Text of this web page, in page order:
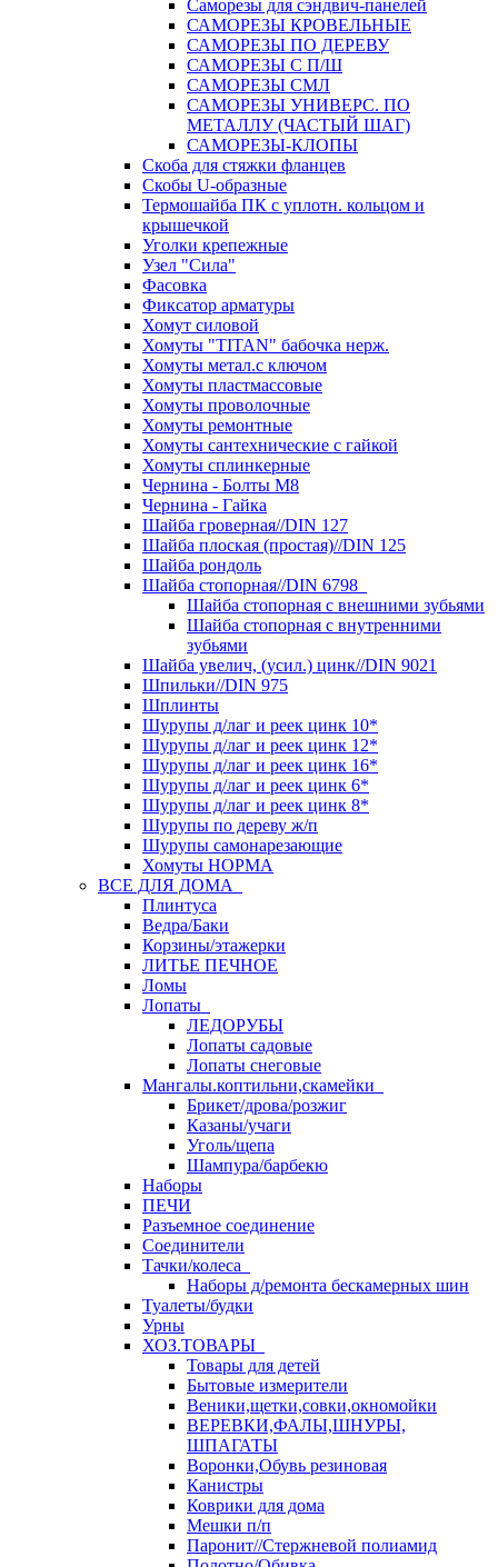
Саморезы для сэндвич-панелей
САМОРЕЗЫ КРОВЕЛЬНЫЕ
САМОРЕЗЫ ПО ДЕРЕВУ
САМОРЕЗЫ С П/Ш
САМОРЕЗЫ СМЛ
САМОРЕЗЫ УНИВЕРС. ПО
МЕТАЛЛУ (ЧАСТЫЙ ШАГ)
САМОРЕЗЫ-КЛОПЫ
Скоба для стяжки фланцев
Скобы U-образные
Термошайба ПК с уплотн. кольцом и
крышечкой
Уголки крепежные
Узел "Сила"
Фасовка
Фиксатор арматуры
Хомут силовой
Хомуты "TITAN" бабочка нерж.
Хомуты метал.с ключом
Хомуты пластмассовые
Хомуты проволочные
Хомуты ремонтные
Хомуты сантехнические с гайкой
Хомуты сплинкерные
Чернина - Болты М8
Чернина - Гайка
Шайба гроверная//DIN 127
Шайба плоская (простая)//DIN 125
Шайба рондоль
Шайба стопорная//DIN 6798
Шайба стопорная с внешними зубьями
Шайба стопорная с внутренними
зубьями
Шайба увелич, (усил.) цинк//DIN 9021
Шпильки//DIN 975
Шплинты
Шурупы д/лаг и реек цинк 10*
Шурупы д/лаг и реек цинк 12*
Шурупы д/лаг и реек цинк 16*
Шурупы д/лаг и реек цинк 6*
Шурупы д/лаг и реек цинк 8*
Шурупы по дереву ж/п
Шурупы самонарезающие
Хомуты НОРМА
ВСЕ ДЛЯ ДОМА
Плинтуса
Ведра/Баки
Корзины/этажерки
ЛИТЬЕ ПЕЧНОЕ
Ломы
Лопаты
ЛЕДОРУБЫ
Лопаты садовые
Лопаты снеговые
Мангалы.коптильни,скамейки
Брикет/дрова/розжиг
Казаны/учаги
Уголь/щепа
Шампура/барбекю
Наборы
ПЕЧИ
Разъемное соединение
Соединители
Тачки/колеса
Наборы д/ремонта бескамерных шин
Туалеты/будки
Урны
ХОЗ.ТОВАРЫ
Товары для детей
Бытовые измерители
Веники,щетки,совки,окномойки
ВЕРЕВКИ,ФАЛЫ,ШНУРЫ,
ШПАГАТЫ
Воронки,Обувь резиновая
Канистры
Коврики для дома
Мешки п/п
Паронит//Стержневой полиамид